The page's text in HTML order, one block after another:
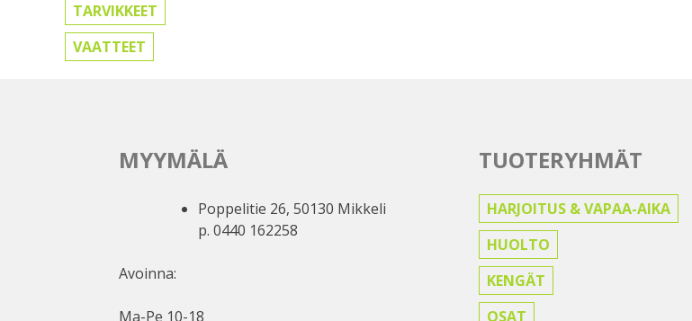
TARVIKKEET
VAATTEET
MYYMÄLÄ
Poppelitie 26, 50130 Mikkeli
p. 0440 162258
Avoinna:
Ma-Pe 10-18
TUOTERYHMÄT
HARJOITUS & VAPAA-AIKA
HUOLTO
KENGÄT
OSAT